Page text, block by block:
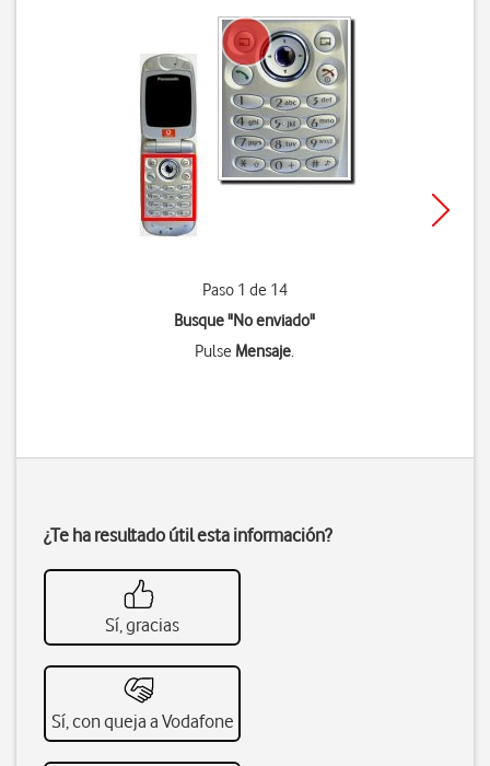
Paso 1 de 14
Busque "No enviado"
Pulse Mensaje.
¿Te ha resultado útil esta información?
Sí, gracias
Sí, con queja a Vodafone